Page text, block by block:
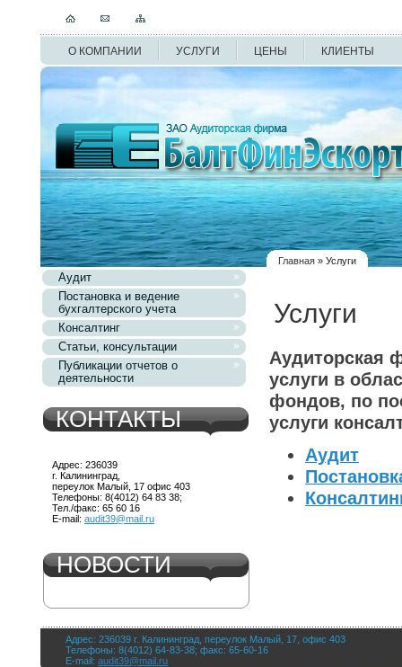
О КОМПАНИИ УСЛУГИ ЦЕНЫ КЛИЕНТЫ
Главная » Услуги
Аудит
Постановка и ведение
бухгалтерского учета
Консалтинг
Статьи, консультации
Публикации отчетов о
деятельности
КОНТАКТЫ
Адрес: 236039
г. Калининград,
переулок Малый, 17 офис 403
Телефоны: 8(4012) 64 83 38;
Тел./факс: 65 60 16
E-mail: audit39@mail.ru
НОВОСТИ
Услуги
Аудиторская
услуги в
фондов, по
услуги
Аудит
Адрес: 236039 г. Калининград, переулок Малый, 17, офис 403
Телефоны: 8(4012) 64-83-38; факс: 65-60-16
E-mail: audit39@mail.ru